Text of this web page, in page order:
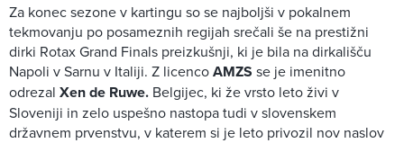
Za konec sezone v kartingu so se najboljši v pokalnem
tekmovanju po posameznih regijah srečali še na prestižni
dirki Rotax Grand Finals preizkušnji, ki je bila na dirkališču
Napoli v Sarnu v Italiji. Z licencoAMZS se je imenitno
odrezal Xen de Ruwe. Belgijec, ki že vrsto leto živi v
Sloveniji in zelo uspešno nastopa tudi v slovenskem
državnem prvenstvu, v katerem si je leto privozil nov naslov